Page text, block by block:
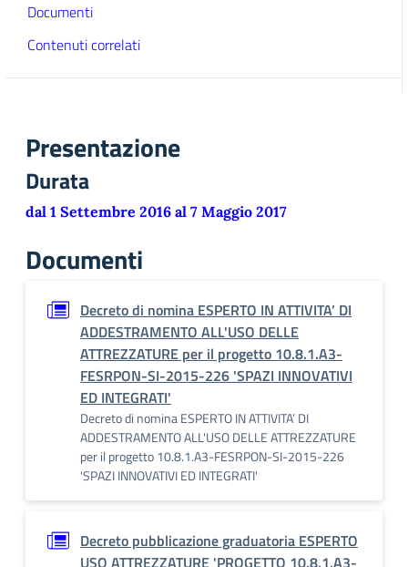
Documenti
Contenuti correlati
Presentazione
Durata
dal 1 Settembre 2016 al 7 Maggio 2017
Documenti
Decreto di nomina ESPERTO IN ATTIVITA’ DI
ADDESTRAMENTO ALL'USO DELLE
ATTREZZATURE per il progetto 10.8.1.A3-
FESRPON-SI-2015-226 'SPAZI INNOVATIVI
ED INTEGRATI'
Decreto di nomina ESPERTO IN ATTIVITA’ DI
ADDESTRAMENTO ALL'USO DELLE ATTREZZATURE
per il progetto 10.8.1.A3-FESRPON-SI-2015-226
'SPAZI INNOVATIVI ED INTEGRATI'
Decreto pubblicazione graduatoria ESPERTO
USO ATTREZZATURE 'PROGETTO 10.8.1.A3-